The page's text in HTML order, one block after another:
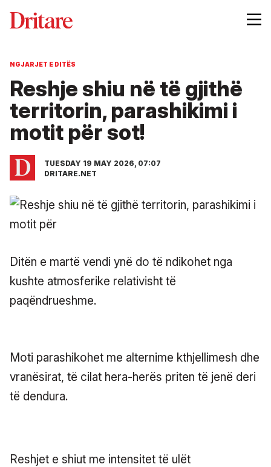
NGJARJET E DITËS
Reshje shiu në të gjithë
territorin, parashikimi i
motit për sot!
TUESDAY 19 MAY 2026, 07:07
DRITARE.NET
Ditën e martë vendi ynë do të ndikohet nga
kushte atmosferike relativisht të
paqëndrueshme.
Moti parashikohet me alternime kthjellimesh dhe
vranësirat, të cilat hera-herës priten të jenë deri
të dendura.
Reshjet e shiut me intensitet të ulët